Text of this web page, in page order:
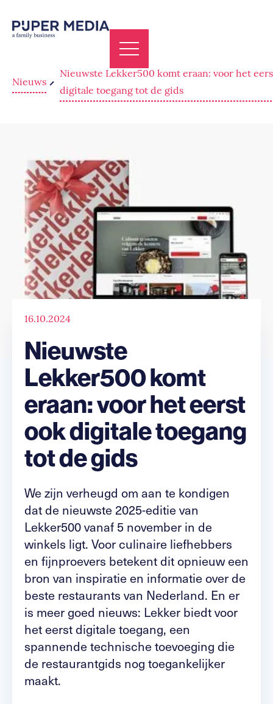
Nieuws
Nieuwste Lekker500 komt eraan: voor het
digitale toegang tot de gids
16.10.2024
Nieuwste
Lekker500 komt
eraan: voor het eerst
ook digitale toegang
tot de gids
We zijn verheugd om aan te kondigen
dat de nieuwste 2025-editie van
Lekker500 vanaf 5 november in de
winkels ligt. Voor culinaire liefhebbers
en fijnproevers betekent dit opnieuw een
bron van inspiratie en informatie over de
beste restaurants van Nederland. En er
is meer goed nieuws: Lekker biedt voor
het eerst digitale toegang, een
spannende technische toevoeging die
de restaurantgids nog toegankelijker
maakt.